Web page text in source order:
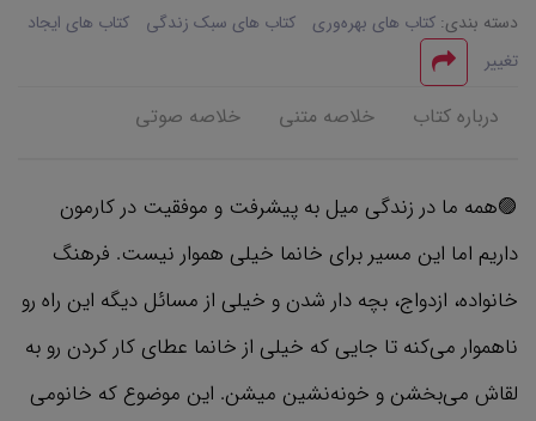
دسته بندی: کتاب های بهره‌وری کتاب های سبک زندگی
کتاب های ایجاد
تغییر
درباره کتاب خلاصه متنی خلاصه صوتی
🟣همه ما در زندگی میل به پیشرفت و موفقیت در کارمون
داریم اما این مسیر برای خانما خیلی هموار نیست. فرهنگ
خانواده، ازدواج، بچه دار شدن و خیلی از مسائل دیگه این راه رو
ناهموار می‌کنه تا جایی که خیلی از خانما عطای کار کردن رو به
لقاش می‌بخشن و خونه‌نشین میشن. این موضوع که خانومی